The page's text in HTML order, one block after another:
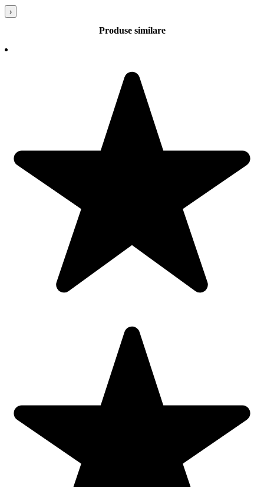
rezistenta la zgarieturi, datorita densitatii mari au o rezistenta mai mare la
rupere.
Benzile de protecție transparente sunt flexibile și ușor de instalat. Ele pot fi
tăiate în lungimea dorită și apoi fixate pe colțurile sau marginile obiectelor
Benzile de protectie muchii pentru copii respectă pe deplin reglementările
18(l)x400(L)x 11(h)interior x15(h) x4(grosime)
24(l)x400(L)x 16(h)interior x22(h) x6(grosime)
:CAR-BOY CO LTD
›
Produse similare